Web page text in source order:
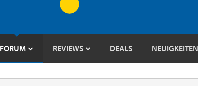
FORUM REVIEWS DEALS NEUIGKEITEN